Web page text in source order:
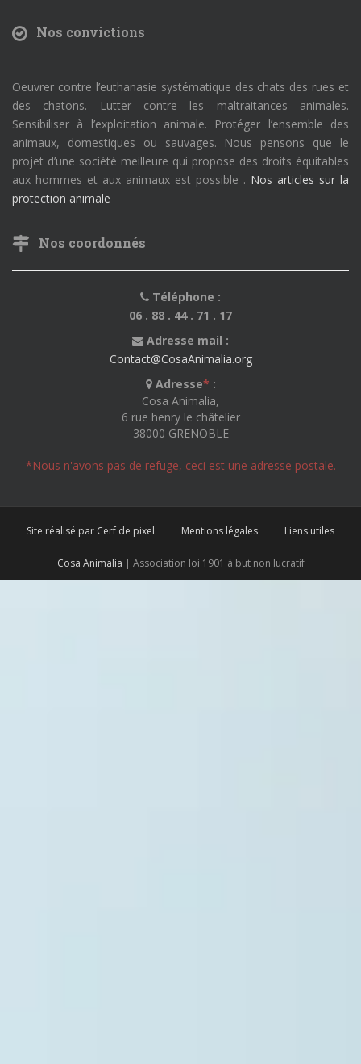
Nos convictions
Oeuvrer contre l’euthanasie systématique des chats des rues et
des chatons. Lutter contre les maltraitances animales.
Sensibiliser à l’exploitation animale. Protéger l’ensemble des
animaux, domestiques ou sauvages. Nous pensons que le
projet d’une société meilleure qui propose des droits équitables
aux hommes et aux animaux est possible . Nos articles sur la
protection animale
Nos coordonnés
Téléphone :
06 . 88 . 44 . 71 . 17
Adresse mail :
Contact@CosaAnimalia.org
Adresse* :
Cosa Animalia,
6 rue henry le châtelier
38000 GRENOBLE
*Nous n'avons pas de refuge, ceci est une adresse postale.
Site réalisé par Cerf de pixel Mentions légales Liens utiles
Cosa Animalia | Association loi 1901 à but non lucratif